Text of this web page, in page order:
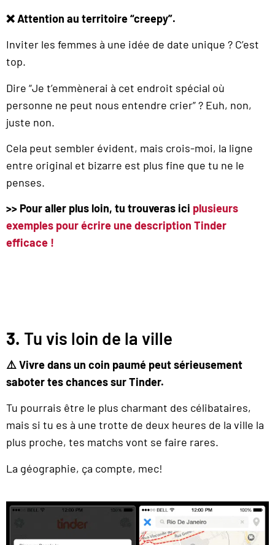
❌ Attention au territoire “creepy”.
Inviter les femmes à une idée de date unique ? C’est
top.
Dire “Je t’emmènerai à cet endroit spécial où
personne ne peut nous entendre crier” ? Euh, non,
juste non.
Cela peut sembler évident, mais crois-moi, la ligne
entre original et bizarre est plus fine que tu ne le
penses.
>> Pour aller plus loin, tu trouveras ici plusieurs
exemples pour écrire une description Tinder
efficace !
3. Tu vis loin de la ville
⚠️ Vivre dans un coin paumé peut sérieusement
saboter tes chances sur Tinder.
Tu pourrais être le plus charmant des célibataires,
mais si tu es à une trotte de deux heures de la ville la
plus proche, tes matchs vont se faire rares.
La géographie, ça compte, mec!